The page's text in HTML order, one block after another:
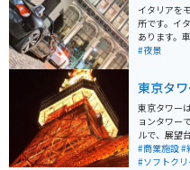
イタリアを
所です。イ
あります。
人気の場所
#夜景
東京タ
東京タワー
ョンタワー
ルで、展望
す。近くに
楽しめます。
#商業施設#
#ソフトク